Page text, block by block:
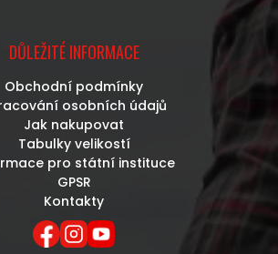
DŮLEŽITÉ INFORMACE
Obchodní podmínky
osobních údajů
Jak nakupovat
Tabulky velikostí
pro státní instituce
GPSR
Kontakty